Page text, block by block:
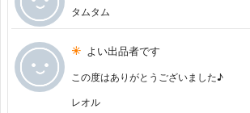
タムタム
よい出品者です
この度はありがとうございました♪
レオル